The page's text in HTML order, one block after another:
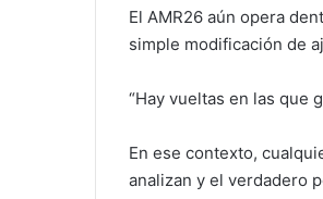
El AMR26 aún opera
simple modificación de
“Hay vueltas en las que
En ese contexto,
analizan y el verdadero